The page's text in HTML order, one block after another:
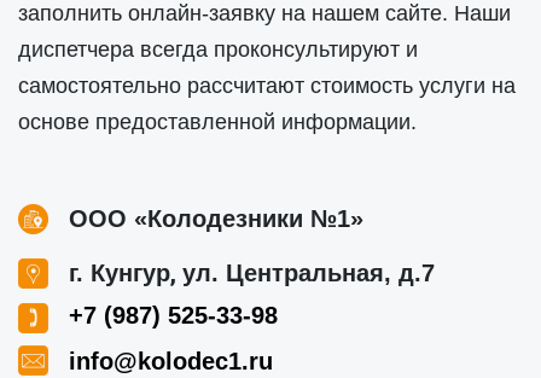
заполнить онлайн-заявку на нашем сайте. Наши
диспетчера всегда проконсультируют и
самостоятельно рассчитают стоимость услуги на
основе предоставленной информации.
ООО «Колодезники №1»
г. Кунгур, ул. Центральная, д.7
+7 (987) 525-33-98
info@kolodec1.ru